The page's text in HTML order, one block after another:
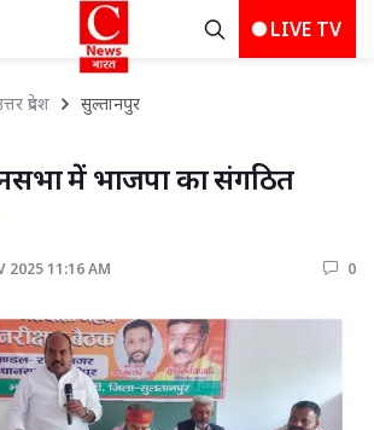
LIVE TV
प्रदेश सुल्तानपुर
में भाजपा का संगठित
2025 11:16 AM 0